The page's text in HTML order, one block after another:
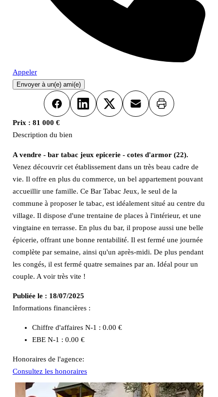
Appeler
Envoyer à un(e) ami(e)
FacebookLinkedInX Email Imprimer
Prix : 81 000 €
Description du bien
A vendre - bar tabac jeux epicerie - cotes d'armor (22).
Venez découvrir cet établissement dans un très beau cadre de
vie. Il offre en plus du commerce, un bel appartement pouvant
accueillir une famille. Ce Bar Tabac Jeux, le seul de la
commune à proposer le tabac, est idéalement situé au centre du
village. Il dispose d'une trentaine de places à l'intérieur, et une
vingtaine en terrasse. En plus du bar, il propose aussi une belle
épicerie, offrant une bonne rentabilité. Il est fermé une journée
complète par semaine, ainsi qu'un après-midi. De plus pendant
les congés, il est fermé quatre semaines par an. Idéal pour un
couple. A voir très vite !
Publiée le : 18/07/2025
Informations financières :
Chiffre d'affaires N-1 : 0.00 €
EBE N-1 : 0.00 €
Honoraires de l'agence:
Consultez les honoraires